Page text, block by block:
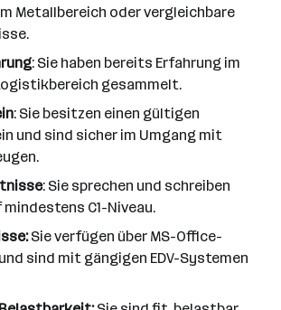
Metallbereich oder vergleichbare
: Sie haben bereits Erfahrung im
gesammelt.
: Sie besitzen einen gültigen
und sind sicher im Umgang mit
: Sie sprechen und schreiben
C1-Niveau.
Sie verfügen über MS-Office-
sind mit gängigen EDV-Systemen